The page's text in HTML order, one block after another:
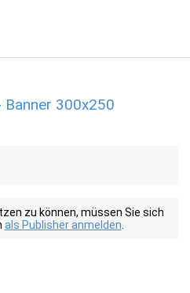
300x250
zu können, müssen Sie sich
als Publisher anmelden